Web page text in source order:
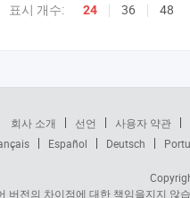
표시 개수: 24 36 48
회사 소개 선언 사용자 약관
Español Deutsch
버전의 차이점에 대한 책임을지지 않